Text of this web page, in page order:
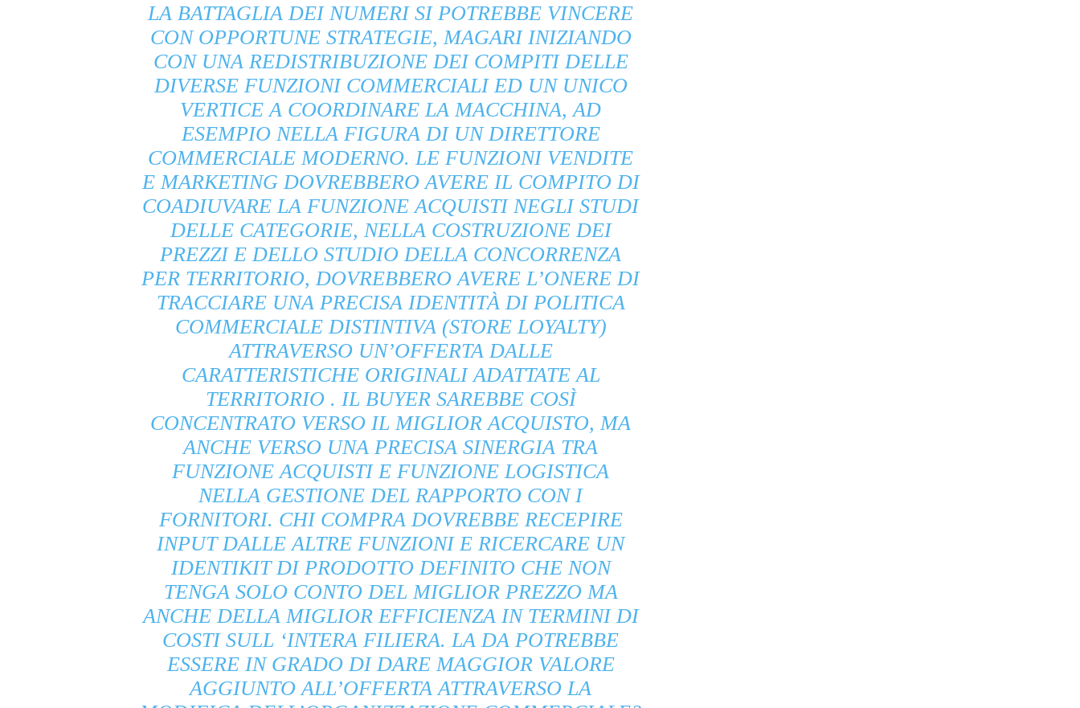
LA BATTAGLIA DEI NUMERI SI POTREBBE VINCERE
CON OPPORTUNE STRATEGIE, MAGARI INIZIANDO
CON UNA REDISTRIBUZIONE DEI COMPITI DELLE
DIVERSE FUNZIONI COMMERCIALI ED UN UNICO
VERTICE A COORDINARE LA MACCHINA, AD
ESEMPIO NELLA FIGURA DI UN DIRETTORE
COMMERCIALE MODERNO. LE FUNZIONI VENDITE
E MARKETING DOVREBBERO AVERE IL COMPITO DI
COADIUVARE LA FUNZIONE ACQUISTI NEGLI STUDI
DELLE CATEGORIE, NELLA COSTRUZIONE DEI
PREZZI E DELLO STUDIO DELLA CONCORRENZA
PER TERRITORIO, DOVREBBERO AVERE L’ONERE DI
TRACCIARE UNA PRECISA IDENTITÀ DI POLITICA
COMMERCIALE DISTINTIVA (STORE LOYALTY)
ATTRAVERSO UN’OFFERTA DALLE
CARATTERISTICHE ORIGINALI ADATTATE AL
TERRITORIO . IL BUYER SAREBBE COSÌ
CONCENTRATO VERSO IL MIGLIOR ACQUISTO, MA
ANCHE VERSO UNA PRECISA SINERGIA TRA
FUNZIONE ACQUISTI E FUNZIONE LOGISTICA
NELLA GESTIONE DEL RAPPORTO CON I
FORNITORI. CHI COMPRA DOVREBBE RECEPIRE
INPUT DALLE ALTRE FUNZIONI E RICERCARE UN
IDENTIKIT DI PRODOTTO DEFINITO CHE NON
TENGA SOLO CONTO DEL MIGLIOR PREZZO MA
ANCHE DELLA MIGLIOR EFFICIENZA IN TERMINI DI
COSTI SULL ‘INTERA FILIERA. LA DA POTREBBE
ESSERE IN GRADO DI DARE MAGGIOR VALORE
AGGIUNTO ALL’OFFERTA ATTRAVERSO LA